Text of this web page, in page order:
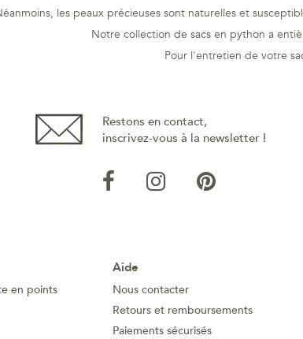
les peaux précieuses sont naturelles et
Notre collection de sacs en python a
Pour l'entretien de votre
Restons en contact,
inscrivez-vous à la newsletter !
en points
Aide
Nous contacter
Retours et remboursements
Paiements sécurisés